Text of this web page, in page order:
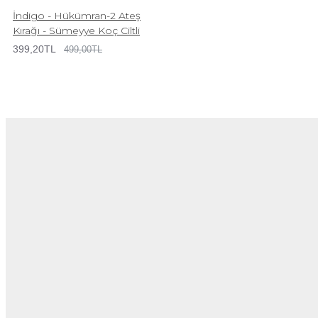
İndigo - Hükümran-2 Ateş
Kırağı - Sümeyye Koç Ciltli
399,20TL 499,00TL